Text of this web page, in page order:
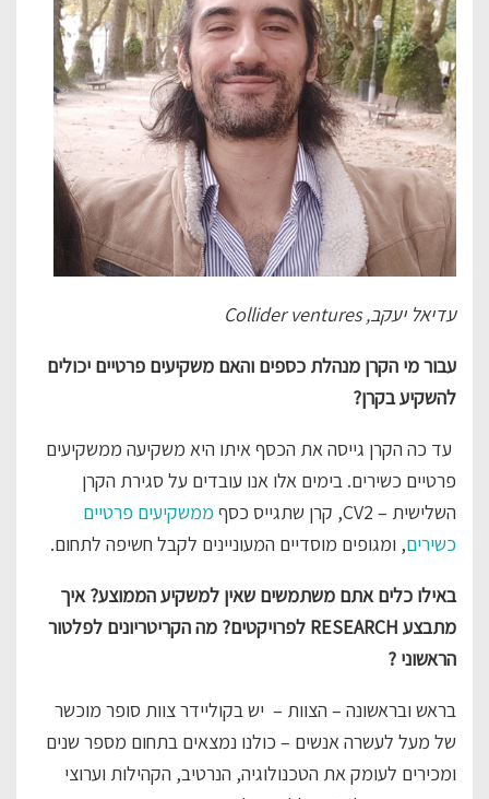
עדיאל יעקב, Collider ventures
עבור מי הקרן מנהלת כספים והאם משקיעים פרטיים יכולים
להשקיע בקרן?
עד כה הקרן גייסה את הכסף איתו היא משקיעה ממשקיעים
פרטיים כשירים. בימים אלו אנו עובדים על סגירת הקרן
השלישית – CV2, קרן שתגייס כסף
ממשקיעים פרטיים
כשירים, ומגופים מוסדיים המעוניינים לקבל חשיפה לתחום.
באילו כלים אתם משתמשים שאין למשקיע הממוצע? איך
מתבצע RESEARCH לפרויקטים? מה הקריטריונים לפלטור
הראשוני ?
בראש ובראשונה – הצוות – יש בקוליידר צוות סופר מוכשר
של מעל לעשרה אנשים – כולנו נמצאים בתחום מספר שנים
ומכירים לעומק את הטכנולוגיה, הנרטיב, הקהילות וערוצי